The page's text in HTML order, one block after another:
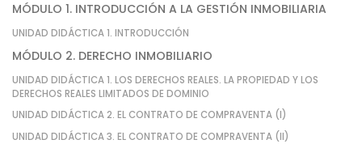
MÓDULO 1. INTRODUCCIÓN A LA GESTIÓN INMOBILIARIA
UNIDAD DIDÁCTICA 1. INTRODUCCIÓN
MÓDULO 2. DERECHO INMOBILIARIO
UNIDAD DIDÁCTICA 1. LOS DERECHOS REALES. LA PROPIEDAD Y LOS
DERECHOS REALES LIMITADOS DE DOMINIO
UNIDAD DIDÁCTICA 2. EL CONTRATO DE COMPRAVENTA (I)
UNIDAD DIDÁCTICA 3. EL CONTRATO DE COMPRAVENTA (II)